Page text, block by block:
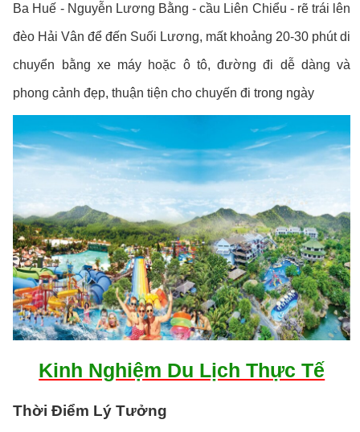
Ba Huế - Nguyễn Lương Bằng - cầu Liên Chiểu - rẽ trái lên
đèo Hải Vân để đến Suối Lương, mất khoảng 20-30 phút di
chuyển bằng xe máy hoặc ô tô, đường đi dễ dàng và
phong cảnh đẹp, thuận tiện cho chuyến đi trong ngày
Kinh Nghiệm Du Lịch Thực Tế
Thời Điểm Lý Tưởng